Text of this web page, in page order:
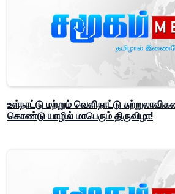
உள்நாட்டு மற்றும் வெளிநாட்டு
கொண்டு யாழில் மாபெரும் திருவிழா!